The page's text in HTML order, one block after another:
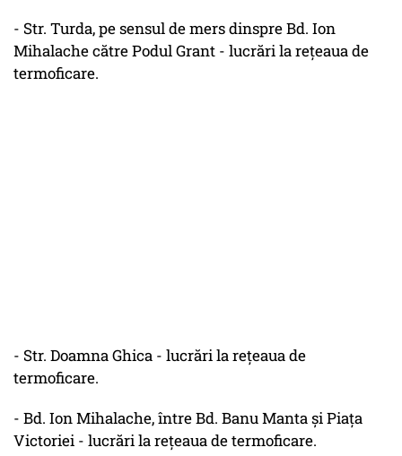
- Str. Turda, pe sensul de mers dinspre Bd. Ion
Mihalache către Podul Grant - lucrări la reţeaua de
termoficare.
- Str. Doamna Ghica - lucrări la reţeaua de
termoficare.
- Bd. Ion Mihalache, între Bd. Banu Manta şi Piaţa
Victoriei - lucrări la reţeaua de termoficare.